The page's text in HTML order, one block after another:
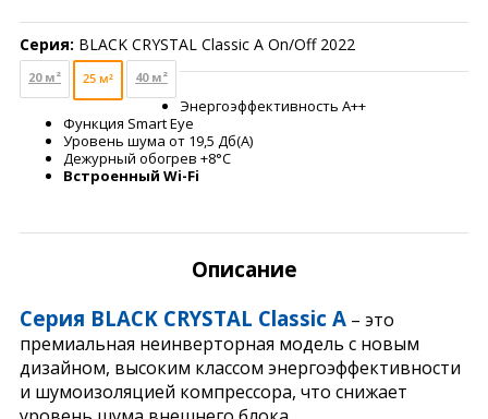
Серия: BLACK CRYSTAL Classic A On/Off 2022
20 м² 25 м² 40 м²
Энергоэффективность A++
Функция Smart Eye
Уровень шума от 19,5 Дб(А)
Дежурный обогрев +8°С
Встроенный Wi-Fi
Описание
Серия BLACK CRYSTAL Classic A – это
премиальная неинверторная модель с новым
дизайном, высоким классом энергоэффективности
и шумоизоляцией компрессора, что снижает